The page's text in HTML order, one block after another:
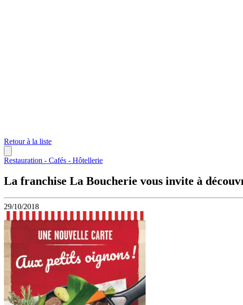
Retour à la liste
Restauration - Cafés - Hôtellerie
La franchise La Boucherie vous invite à
29/10/2018